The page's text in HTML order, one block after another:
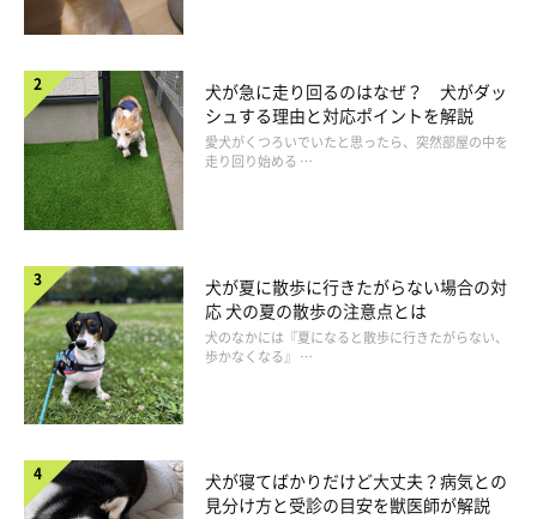
犬が急に走り回るのはなぜ？ 犬がダッ
シュする理由と対応ポイントを解説
愛犬がくつろいでいたと思ったら、突然部屋の中を
走り回り始める …
犬が夏に散歩に行きたがらない場合の対
応 犬の夏の散歩の注意点とは
犬のなかには『夏になると散歩に行きたがらない、
歩かなくなる』 …
犬が寝てばかりだけど大丈夫？病気との
見分け方と受診の目安を獣医師が解説